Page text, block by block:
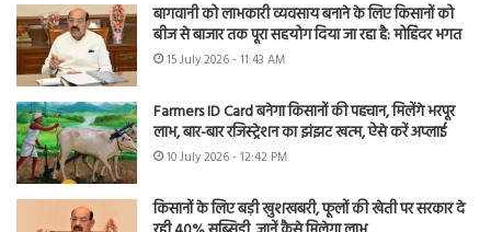
बागवानी को लाभकारी व्यवसाय बनाने के लिए किसानों को
बीज से बाजार तक पूरा सहयोग दिया जा रहा है: मोहिंदर भगत
15 July 2026 - 11:43 AM
Farmers ID Card बनेगा किसानों की पहचान, मिलेंगे भरपूर
लाभ, बार-बार रजिस्ट्रेशन का झंझट खत्म, ऐसे करें अप्लाई
10 July 2026 - 12:42 PM
किसानों के लिए बड़ी खुशखबरी, फूलों की खेती पर सरकार दे